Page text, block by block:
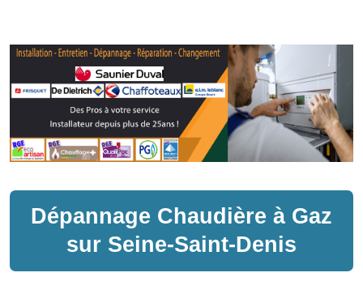
Dépannage Chaudière à Gaz
sur Seine-Saint-Denis